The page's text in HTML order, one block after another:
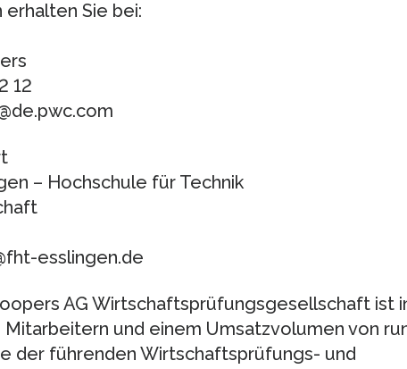
Sie bei:
12
– Hochschule für Technik
esslingen.de
AG Wirtschaftsprüfungsgesellschaft ist
und einem Umsatzvolumen von
der führenden Wirtschaftsprüfungs- und